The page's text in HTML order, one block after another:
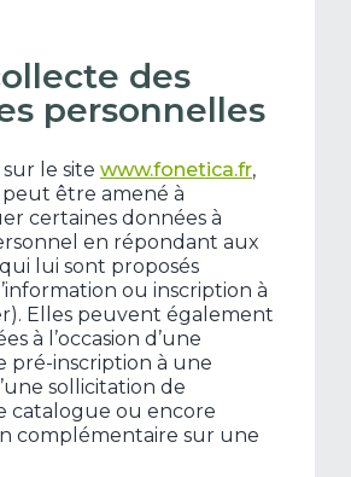
des
personnelles
le site www.fonetica.fr,
peut être amené à
certaines données à
en répondant aux
lui sont proposés
ou inscription à
Elles peuvent également
à l’occasion d’une
pré-inscription à une
sollicitation de
catalogue ou encore
complémentaire sur une